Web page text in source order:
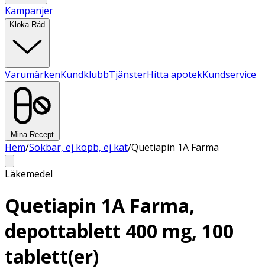
Kampanjer
Kloka Råd
VarumärkenKundklubbTjänsterHitta apotekKundservice
Mina Recept
Hem/Sökbar, ej köpb, ej kat/Quetiapin 1A Farma
Läkemedel
Quetiapin 1A Farma,
depottablett 400 mg, 100
tablett(er)